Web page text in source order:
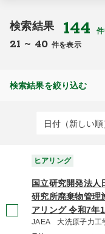
検索結果 144
21 ~ 40 件を表示
検索結果を絞り込む
(144)
ヒアリング
(144)
日付（新しい順
施設（昇順）
施設（降順）
ヒアリング
国立研究開発法人
研究所廃棄物管理
アリング 令和7年
JAEA 大洗原子力工